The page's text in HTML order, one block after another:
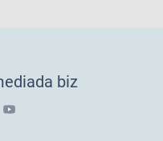
keçirib. Millimiz 15-16-cı
seçməsinə 73:91 hesabı ilə
biz